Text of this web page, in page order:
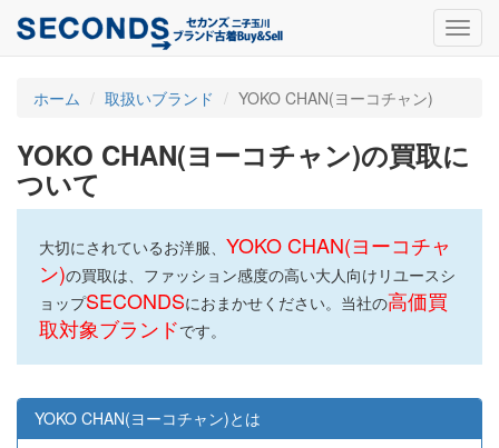
ホーム 取扱いブランド YOKO CHAN(ヨーコチャン)
YOKO CHAN(ヨーコチャン)の買取に
ついて
大切にされているお洋服、 YOKO CHAN(ヨーコチャ
ン)の買取は、ファッション感度の高い大人向けリユースシ
ョップSECONDSにおまかせください。当社の高価買
取対象ブランドです。
YOKO CHAN(ヨーコチャン)とは